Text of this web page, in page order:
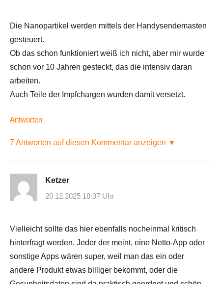
Die Nanopartikel werden mittels der Handysendemasten
gesteuert.
Ob das schon funktioniert weiß ich nicht, aber mir wurde
schon vor 10 Jahren gesteckt, das die intensiv daran
arbeiten.
Auch Teile der Impfchargen wurden damit versetzt.
Antworten
7 Antworten auf diesen Kommentar anzeigen ▼
Ketzer
20.12.2025 18:37 Uhr
Vielleicht sollte das hier ebenfalls nocheinmal kritisch
hinterfragt werden. Jeder der meint, eine Netto-App oder
sonstige Apps wären super, weil man das ein oder
andere Produkt etwas billiger bekommt, oder die